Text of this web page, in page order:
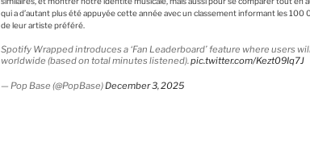
qui a d’autant plus été appuyée cette année avec un classement informant les
de leur artiste préféré.
Spotify Wrapped introduces a ‘Fan Leaderboard’ feature where users
worldwide (based on total minutes listened).pic.twitter.com/Kezt09Iq7J
— Pop Base (@PopBase)December 3, 2025